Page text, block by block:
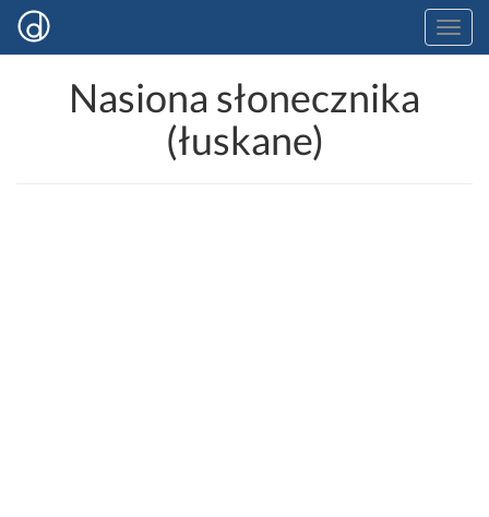
Nasiona słonecznika
(łuskane)